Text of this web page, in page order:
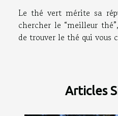
Le thé vert mérite sa
chercher le “meilleur
de trouver le thé qui vous
Articles